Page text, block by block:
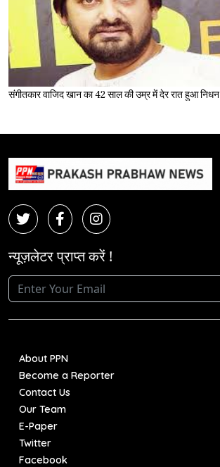
संगीतकार वाजिद खान का 42 साल की उम्र में देर रात हुआ निधन
न्यूज़लेटर प्राप्त करें !
About PPN
Become a Reporter
Contact Us
Our Team
E-Paper
Twitter
Facebook